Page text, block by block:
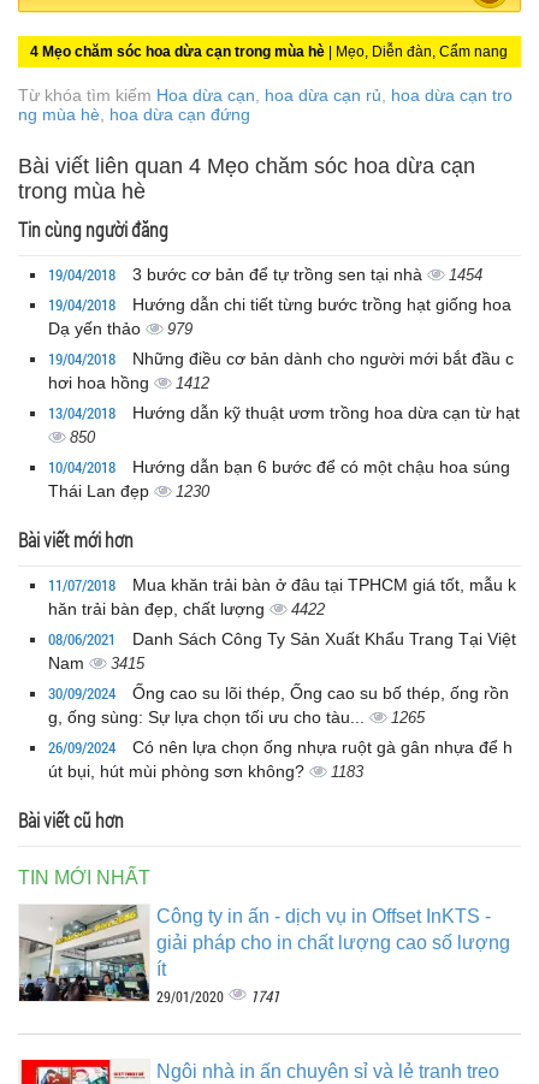
4 Mẹo chăm sóc hoa dừa cạn trong mùa hè | Mẹo, Diễn đàn, Cẩm nang
Từ khóa tìm kiếm Hoa dừa cạn, hoa dừa cạn rủ, hoa dừa cạn tro
ng mùa hè, hoa dừa cạn đứng
Bài viết liên quan 4 Mẹo chăm sóc hoa dừa cạn
trong mùa hè
Tin cùng người đăng
19/04/2018 3 bước cơ bản để tự trồng sen tại nhà 1454
19/04/2018
Hướng dẫn chi tiết từng bước trồng hạt giống hoa
Dạ yến thảo
979
19/04/2018
Những điều cơ bản dành cho người mới bắt đầu c
hơi hoa hồng
1412
13/04/2018 Hướng dẫn kỹ thuật ươm trồng hoa dừa cạn từ hạt
850
10/04/2018
Hướng dẫn bạn 6 bước để có một chậu hoa súng
Thái Lan đẹp
1230
Bài viết mới hơn
11/07/2018
Mua khăn trải bàn ở đâu tại TPHCM giá tốt, mẫu k
hăn trải bàn đẹp, chất lượng
4422
08/06/2021
Danh Sách Công Ty Sản Xuất Khẩu Trang Tại Việt
Nam
3415
30/09/2024
Ống cao su lõi thép, Ống cao su bố thép, ống rồn
g, ống sùng: Sự lựa chọn tối ưu cho tàu...
1265
26/09/2024
Có nên lựa chọn ống nhựa ruột gà gân nhựa để h
út bụi, hút mùi phòng sơn không?
1183
Bài viết cũ hơn
TIN MỚI NHẤT
Công ty in ấn - dịch vụ in Offset InKTS -
giải pháp cho in chất lượng cao số lượng
ít
29/01/2020 1741
Ngôi nhà in ấn chuyên sỉ và lẻ tranh treo